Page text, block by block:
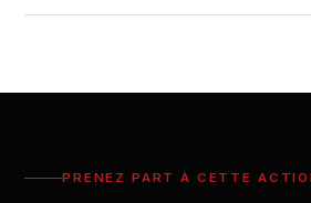
PRENEZ PART À CETTE